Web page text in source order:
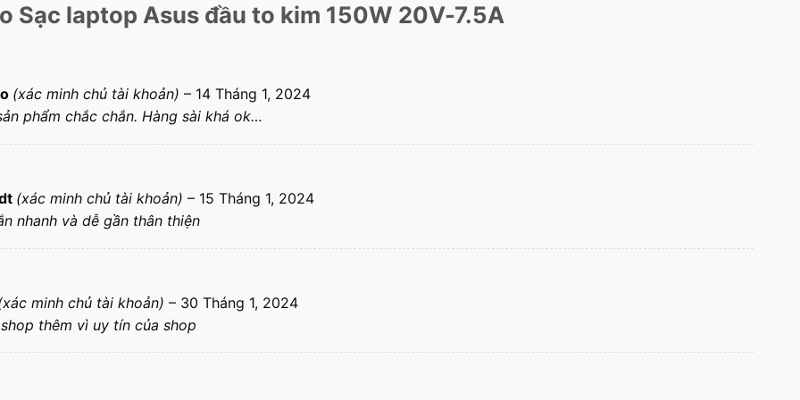
Sạc laptop Asus đầu to kim 150W 20V-7.5A
(xác minh chủ tài khoản) – 14 Tháng 1, 2024
phẩm chắc chắn. Hàng sài khá ok…
(xác minh chủ tài khoản) – 15 Tháng 1, 2024
nhanh và dễ gần thân thiện
minh chủ tài khoản) – 30 Tháng 1, 2024
thêm vì uy tín của shop